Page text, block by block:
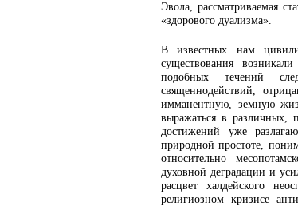
Эвола, рассматриваемая
«здорового дуализма».
В известных нам
существования
подобных течений
священнодействий,
имманентную, земную
выражаться в различных,
достижений уже
природной простоте,
относительно
духовной деградации и
расцвет халдейского
религиозном кризисе